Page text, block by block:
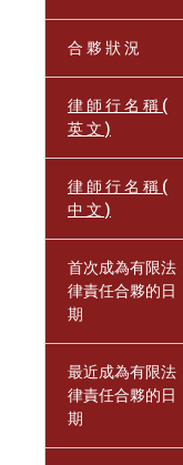
合 夥 狀 況
律 師 行 名 稱 (
英 文 )
律 師 行 名 稱 (
中 文 )
首次成為有限法
律責任合夥的日
期
最近成為有限法
律責任合夥的日
期